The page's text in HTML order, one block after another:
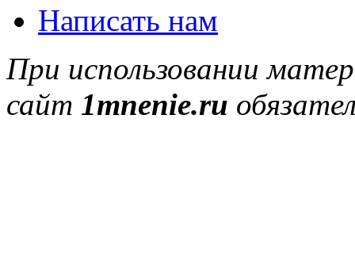
Написать нам
При использовании
сайт 1mnenie.ru